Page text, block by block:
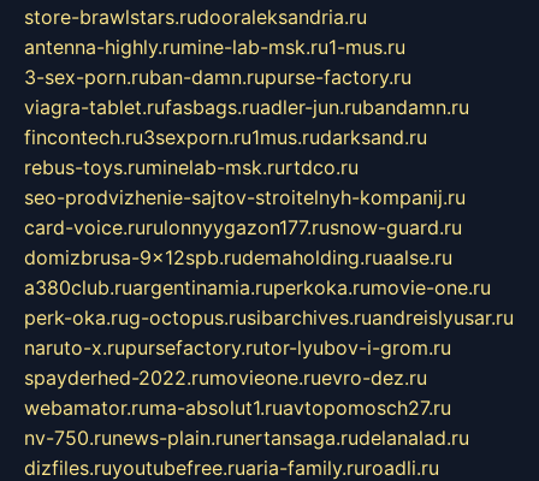
store-brawlstars.rudooraleksandria.ru
antenna-highly.rumine-lab-msk.ru1-mus.ru
3-sex-porn.ruban-damn.rupurse-factory.ru
viagra-tablet.rufasbags.ruadler-jun.rubandamn.ru
fincontech.ru3sexporn.ru1mus.rudarksand.ru
rebus-toys.ruminelab-msk.rurtdco.ru
seo-prodvizhenie-sajtov-stroitelnyh-kompanij.ru
card-voice.rurulonnyygazon177.rusnow-guard.ru
domizbrusa-9x12spb.rudemaholding.ruaalse.ru
a380club.ruargentinamia.ruperkoka.rumovie-one.ru
perk-oka.rug-octopus.rusibarchives.ruandreislyusar.ru
naruto-x.rupursefactory.rutor-lyubov-i-grom.ru
spayderhed-2022.rumovieone.ruevro-dez.ru
webamator.ruma-absolut1.ruavtopomosch27.ru
nv-750.runews-plain.runertansaga.rudelanalad.ru
dizfiles.ruyoutubefree.ruaria-family.ruroadli.ru